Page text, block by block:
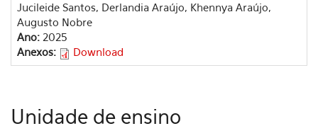
Jucileide Santos, Derlandia Araújo, Khennya Araújo,
Augusto Nobre
Ano: 2025
Anexos:
Download
Unidade de ensino